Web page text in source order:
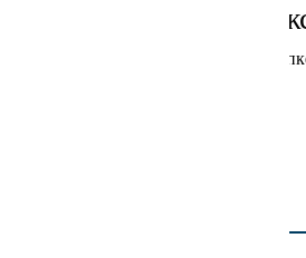
Толстовка
Напишите отзыв о